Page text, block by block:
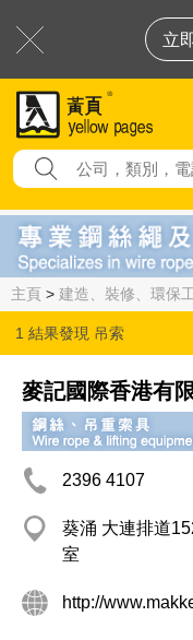
立
主頁 > 建造、裝修、環保
1 結果發現 吊索
麥記國際香港有
2396 4107
葵涌 大連排道
室
http://